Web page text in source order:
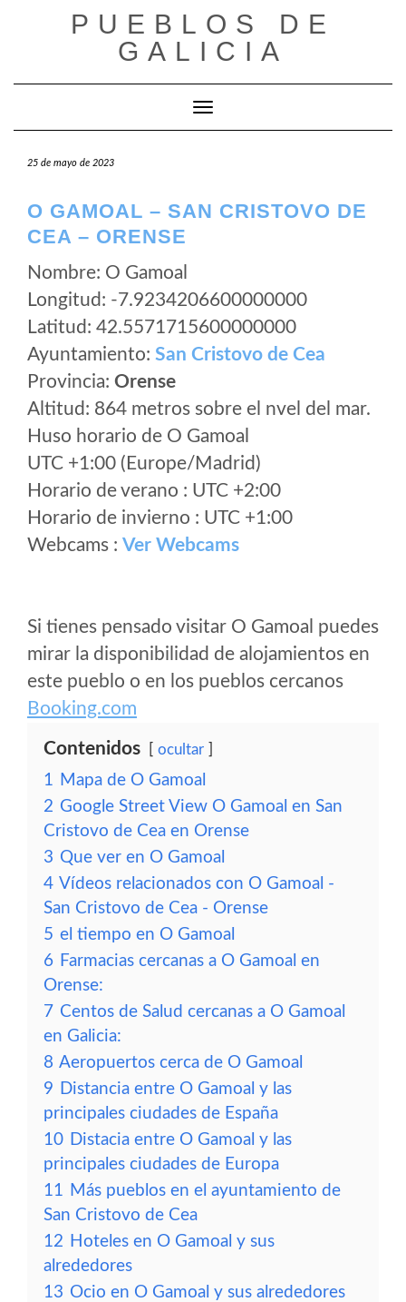
PUEBLOS DE
GALICIA
Cambiar modo de navegación
25 de mayo de 2023
O GAMOAL – SAN CRISTOVO DE
CEA – ORENSE
Nombre: O Gamoal
Longitud: -7.9234206600000000
Latitud: 42.5571715600000000
Ayuntamiento: San Cristovo de Cea
Provincia: Orense
Altitud: 864 metros sobre el nvel del mar.
Huso horario de O Gamoal
UTC +1:00 (Europe/Madrid)
Horario de verano : UTC +2:00
Horario de invierno : UTC +1:00
Webcams : Ver Webcams
Si tienes pensado visitar O Gamoal puedes
mirar la disponibilidad de alojamientos en
este pueblo o en los pueblos cercanos
Booking.com
Contenidos ocultar
1 Mapa de O Gamoal
2 Google Street View O Gamoal en San
Cristovo de Cea en Orense
3 Que ver en O Gamoal
4 Vídeos relacionados con O Gamoal -
San Cristovo de Cea - Orense
5 el tiempo en O Gamoal
6 Farmacias cercanas a O Gamoal en
Orense:
7 Centos de Salud cercanas a O Gamoal
en Galicia:
8 Aeropuertos cerca de O Gamoal
9 Distancia entre O Gamoal y las
principales ciudades de España
10 Distacia entre O Gamoal y las
principales ciudades de Europa
11 Más pueblos en el ayuntamiento de
San Cristovo de Cea
12 Hoteles en O Gamoal y sus
alrededores
13 Ocio en O Gamoal y sus alrededores